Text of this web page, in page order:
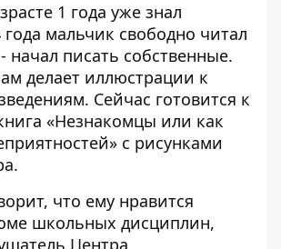
1 года уже знал
года мальчик свободно читал
начал писать собственные.
делает иллюстрации к
Сейчас готовится к
«Незнакомцы или как
с рисунками
что ему нравится
школьных дисциплин,
Центра